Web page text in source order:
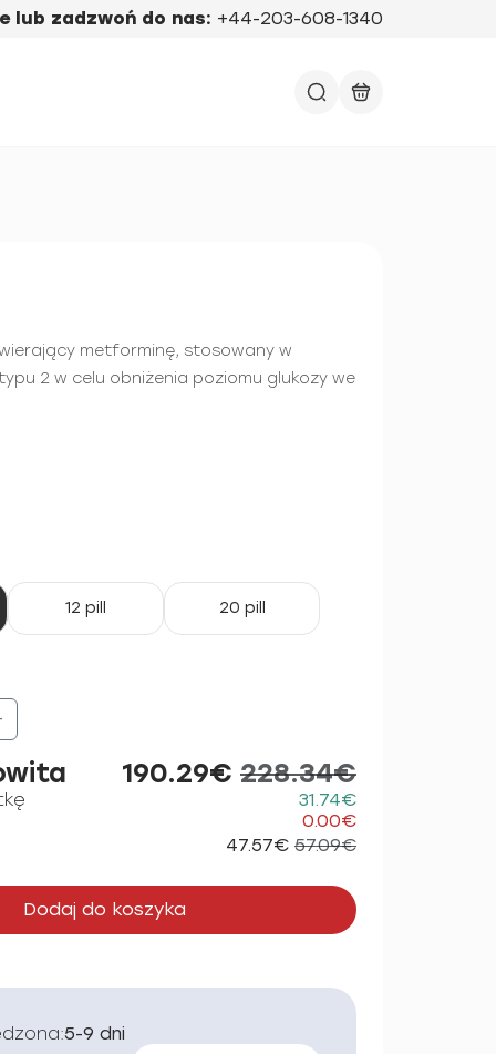
lub zadzwoń do nas: +44-203-608-1340
metforminę, stosowany w
2 w celu obniżenia poziomu glukozy we
12 pill 20 pill
190.29€ 228.34€
31.74€
0.00€
47.57€ 57.09€
Dodaj do koszyka
5-9 dni